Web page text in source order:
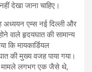
देखा जाना चाहिए।
अध्ययन एम्स नई दिल्ली और
वाले हृदयघात की सामान्य
कि मायकार्डियल
की मुख्य वजह पाया गया।
मामले लगभग एक जैसे थे,